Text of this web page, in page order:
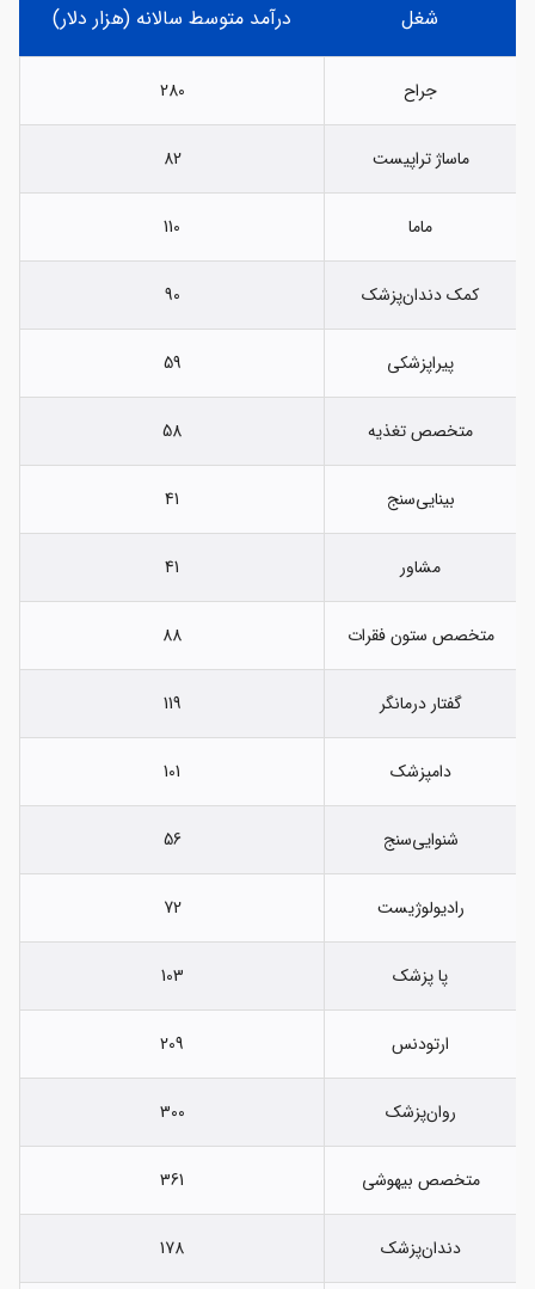
شغل درآمد متوسط سالانه (هزار دلار)
جراح 280
ماساژ تراپیست 82
ماما 110
کمک دندان‌پزشک 90
پیراپزشکی 59
متخصص تغذیه 58
بینایی‌سنج 41
مشاور 41
متخصص ستون فقرات 88
گفتار درمانگر 119
دامپزشک 101
شنوایی‌سنج 56
رادیولوژیست 72
پا پزشک 103
ارتودنس 209
روان‌پزشک 300
متخصص بیهوشی 361
دندان‌پزشک 178